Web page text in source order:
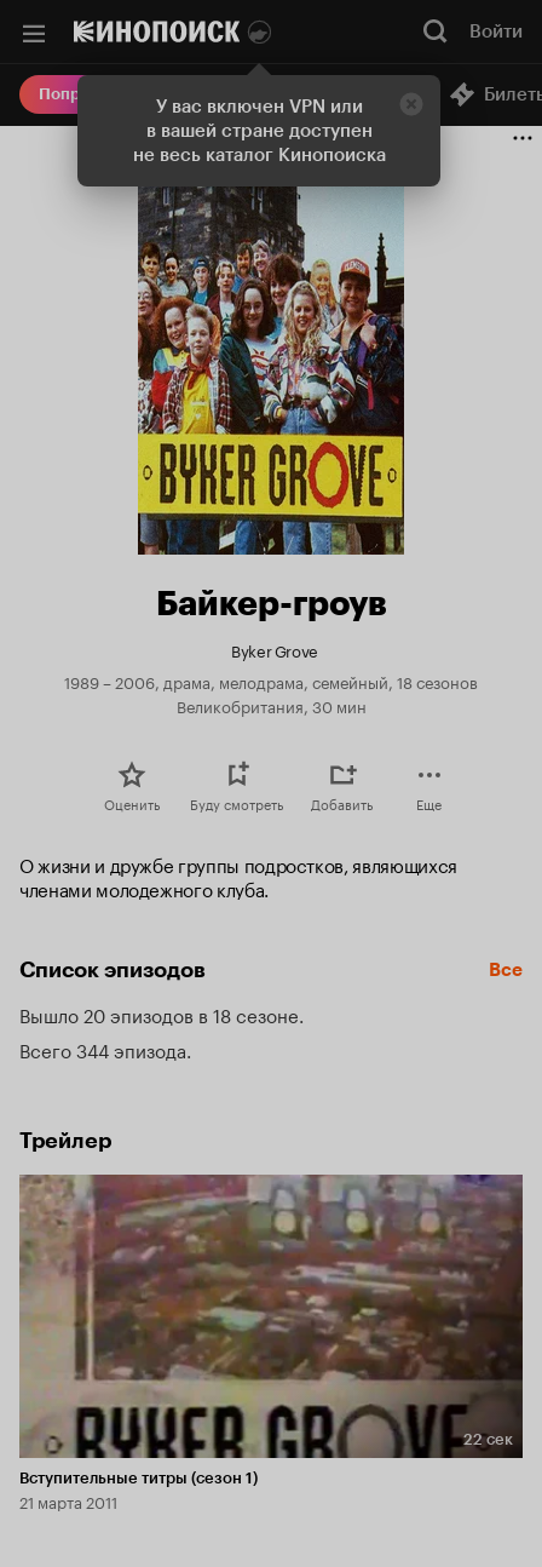
У вас включен VPN или
в вашей стране доступен
не весь каталог Кинопоиска
Войти
Попробовать Плюс Онлайн-кинотеатр
Байкер-гроув
Byker Grove
1989 – 2006, драма, мелодрама, семейный, 18 сезонов
Великобритания, 30 мин
Оценить Буду смотреть Добавить Еще
О жизни и дружбе группы подростков, являющихся
членами молодежного клуба.
Список эпизодов Все
Вышло 20 эпизодов в 18 сезоне
Всего 344 эпизода
Трейлер
Длительность 22 сек
22 сек
Вступительные титры (сезон 1)
21 марта 2011